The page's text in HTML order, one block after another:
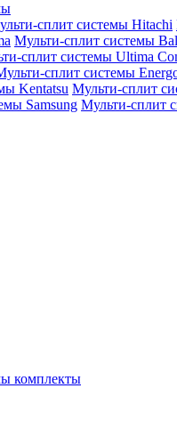
сплит системы Hitachi
Мульти-сплит системы
сплит системы Ultima
сплит системы
Kentatsu Мульти-сплит
Samsung Мульти-сплит
комплекты